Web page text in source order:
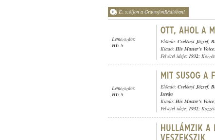
Ez szóljon a GramofonRádióban!
Lemezszám:
HU 5
Előadó: Cselényi József,
Kiadó: His Master's Voice;
Felvétel ideje: 1932;
Lemezszám:
HU 5
Előadó: Cselényi József,
István
Kiadó: His Master's Voice;
Felvétel ideje: 1932;